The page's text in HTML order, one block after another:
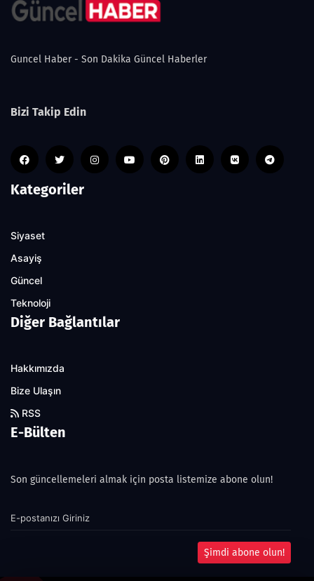
Guncel Haber - Son Dakika Güncel Haberler
Bizi Takip Edin
Kategoriler
Siyaset
Asayiş
Güncel
Teknoloji
Diğer Bağlantılar
Hakkımızda
Bize Ulaşın
RSS
E-Bülten
Son güncellemeleri almak için posta listemize abone olun!
Şimdi abone olun!